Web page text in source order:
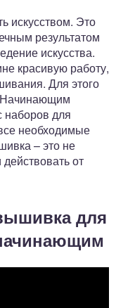
искусством. Это
результатом
искусства.
красивую работу,
Для этого
Начинающим
наборов для
необходимые
– это не
от
для